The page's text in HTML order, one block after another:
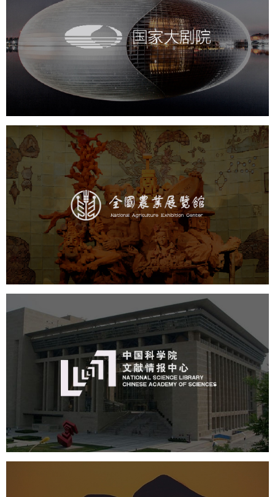
国家大剧院
文化艺术 剧院 智慧展馆 展馆网站建设
农业展览馆
文化艺术 展馆网站建设
博物馆展厅设计
数字博物馆建设
展厅空间设计
企业展厅设计
公司展厅设计
北京展厅设计 产品展厅设计
中国科学院文献情报中心
网站建设 虚拟展厅
数字博物馆建设
展厅空间设计
产品展厅设计